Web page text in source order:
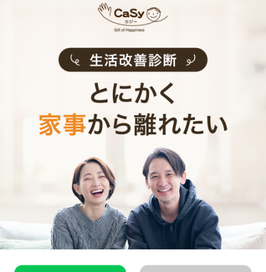
趣味の時間を作りたいと思い家事代行の利用を
記事全文を見る
インタビュー一覧を見る
豊中市で働く家事代行キャストの声
家事代行キャストAさん (家事歴15年)
はじめまして
私は結婚してから現在中学生の娘をもち、家族のために日々